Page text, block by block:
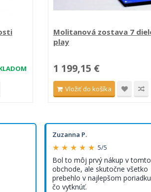
Molitanová zostava 7
play
1 199,15 €
Vložiť do košíka
Zuzanna P.
★ ★ ★ ★ ★ 5/5
Bol to môj prvý nákup v tomto
obchode, ale skutočne všetko
prebehlo v najlepšom
čo vytknúť.